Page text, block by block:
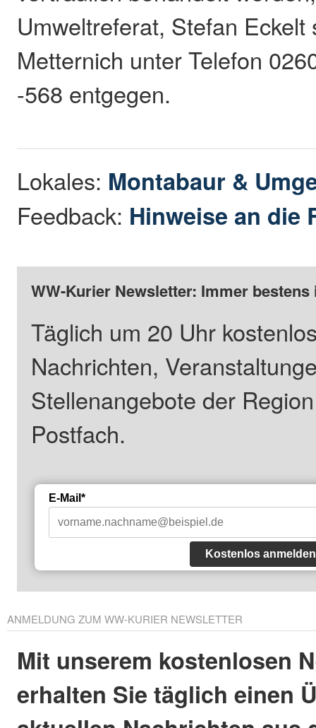
Umweltreferat, Stefan Eckelt
Metternich unter Telefon
-568 entgegen.
Lokales: Montabaur &
Feedback: Hinweise an die
WW-Kurier Newsletter: Immer
Täglich um 20 Uhr
Nachrichten,
Stellenangebote der
Postfach.
E-Mail*
Kostenlos anmelden
ANMELDUNG ZUM WW-KURIER NEWSLETTER
Mit unserem kostenlosen
erhalten Sie täglich einen